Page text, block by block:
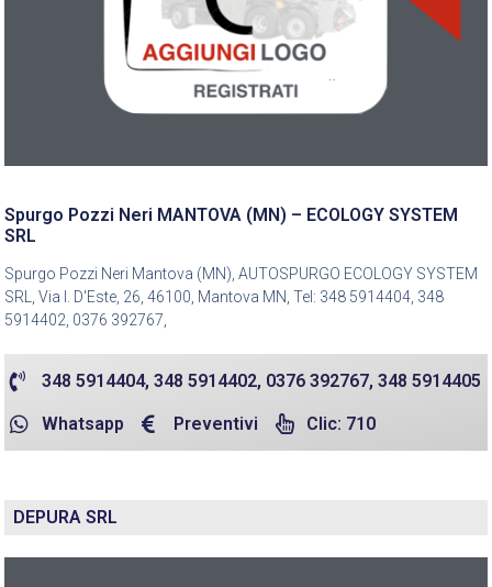
Spurgo Pozzi Neri MANTOVA (MN) – ECOLOGY SYSTEM
SRL
Spurgo Pozzi Neri Mantova (MN), AUTOSPURGO ECOLOGY SYSTEM
SRL, Via I. D'Este, 26, 46100, Mantova MN, Tel: 348 5914404, 348
5914402, 0376 392767,
348 5914404, 348 5914402, 0376 392767, 348 5914405
Whatsapp Preventivi Clic: 710
DEPURA SRL